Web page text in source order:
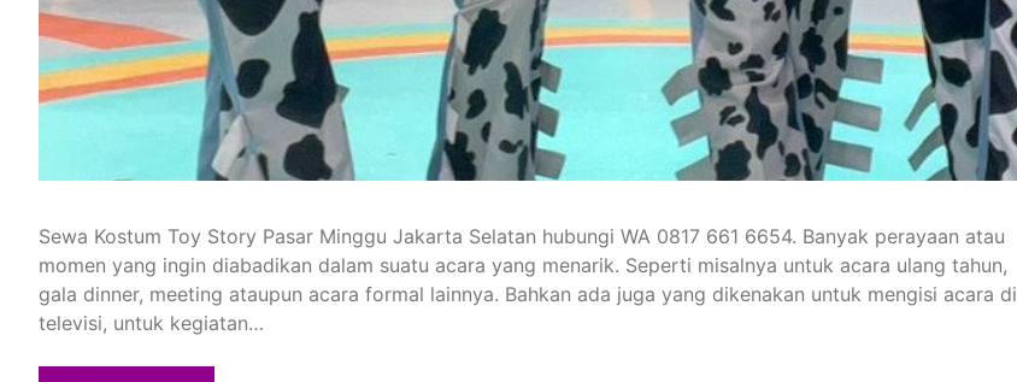
Sewa Kostum Toy Story Pasar Minggu Jakarta Selatan hubungi WA 0817 661 6654. Banyak perayaan atau
momen yang ingin diabadikan dalam suatu acara yang menarik. Seperti misalnya untuk acara ulang tahun,
gala dinner, meeting ataupun acara formal lainnya. Bahkan ada juga yang dikenakan untuk mengisi acara di
televisi, untuk kegiatan…